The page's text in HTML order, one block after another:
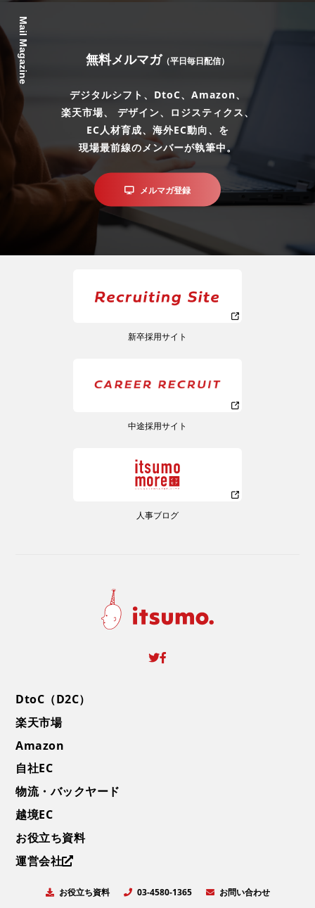
Mail Magazine 無料メルマガ （平日毎日配信）
デジタルシフト、DtoC、Amazon、
楽天市場、 デザイン、ロジスティクス、
EC人材育成、海外EC動向、を
現場最前線のメンバーが執筆中。
メルマガ登録
新卒採用サイト
中途採用サイト
人事ブログ
DtoC（D2C）
楽天市場
Amazon
自社EC
物流・バックヤード
越境EC
お役立ち資料
運営会社
お役立ち資料 03-4580-1365 お問い合わせ